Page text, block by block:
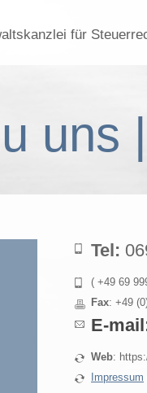
für
uns
Tel:
( +49 69
Fax: +49
E-
Web:
Impressum